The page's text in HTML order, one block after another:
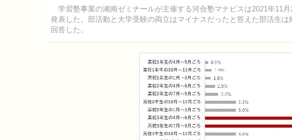
学習塾事業の湘南ゼミナールが主催する河合塾マナビスは2021年11
発表した。部活動と大学受験の両立はマイナスだったと答えた部活生
回答した。